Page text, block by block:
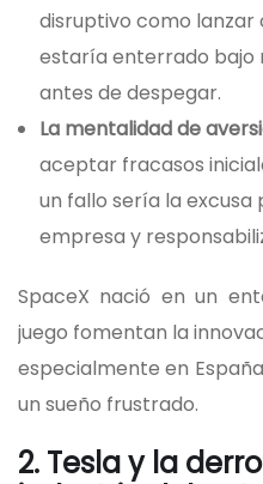
disruptivo como lanzar
estaría enterrado bajo
antes de despegar.
La mentalidad de
aceptar fracasos
un fallo sería la
empresa y
SpaceX nació en un
juego fomentan la
especialmente en
un sueño frustrado.
2. Tesla y la